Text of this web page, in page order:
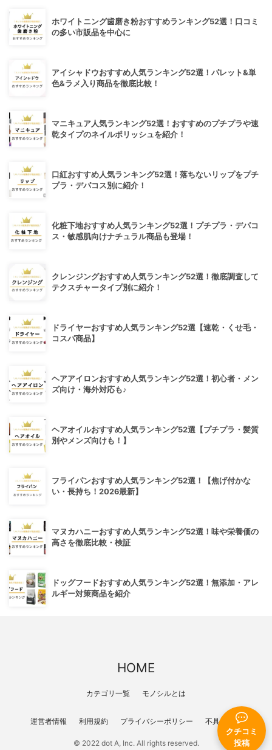
クチコミ
投稿
ホワイトニング歯磨き粉おすすめランキング52選！口コミ
の多い市販品を中心に
アイシャドウおすすめ人気ランキング52選！パレット&単
色&ラメ入り商品を徹底比較！
マニキュア人気ランキング52選！おすすめのプチプラや速
乾タイプのネイルポリッシュを紹介！
口紅おすすめ人気ランキング52選！落ちないリップをプチ
プラ・デパコス別に紹介！
化粧下地おすすめ人気ランキング52選！プチプラ・デパコ
ス・敏感肌向けナチュラル商品も登場！
クレンジングおすすめ人気ランキング52選！徹底調査して
テクスチャータイプ別に紹介！
ドライヤーおすすめ人気ランキング52選【速乾・くせ毛・
コスパ商品】
ヘアアイロンおすすめ人気ランキング52選！初心者・メン
ズ向け・海外対応も♪
ヘアオイルおすすめ人気ランキング52選【プチプラ・髪質
別やメンズ向けも！】
フライパンおすすめ人気ランキング52選！【焦げ付かな
い・長持ち！2026最新】
マヌカハニーおすすめ人気ランキング52選！味や栄養価の
高さを徹底比較・検証
ドッグフードおすすめ人気ランキング52選！無添加・アレ
ルギー対策商品を紹介
HOME
カテゴリ一覧 モノシルとは
運営者情報 利用規約 プライバシーポリシー 不具合報告
© 2022 dot A, Inc. All rights reserved.